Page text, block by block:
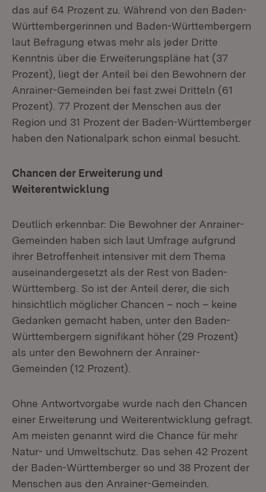
das auf 64 Prozent zu. Während von den Baden-
Württembergerinnen und Baden-Württembergern
laut Befragung etwas mehr als jeder Dritte
Kenntnis über die Erweiterungspläne hat (37
Prozent), liegt der Anteil bei den Bewohnern der
Anrainer-Gemeinden bei fast zwei Dritteln (61
Prozent). 77 Prozent der Menschen aus der
Region und 31 Prozent der Baden-Württemberger
haben den Nationalpark schon einmal besucht.
Chancen der Erweiterung und
Weiterentwicklung
Deutlich erkennbar: Die Bewohner der Anrainer-
Gemeinden haben sich laut Umfrage aufgrund
ihrer Betroffenheit intensiver mit dem Thema
auseinandergesetzt als der Rest von Baden-
Württemberg. So ist der Anteil derer, die sich
hinsichtlich möglicher Chancen – noch – keine
Gedanken gemacht haben, unter den Baden-
Württembergern signifikant höher (29 Prozent)
als unter den Bewohnern der Anrainer-
Gemeinden (12 Prozent).
Ohne Antwortvorgabe wurde nach den Chancen
einer Erweiterung und Weiterentwicklung gefragt.
Am meisten genannt wird die Chance für mehr
Natur- und Umweltschutz. Das sehen 42 Prozent
der Baden-Württemberger so und 38 Prozent der
Menschen aus den Anrainer-Gemeinden.